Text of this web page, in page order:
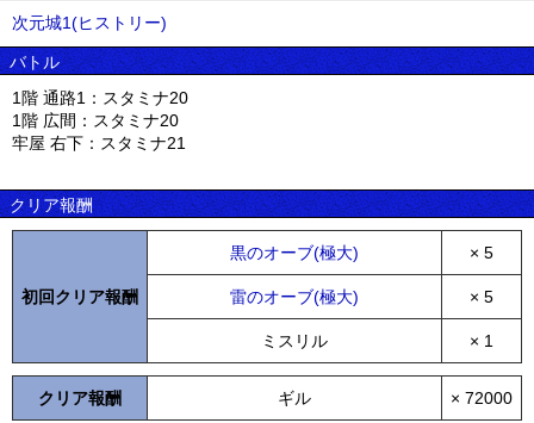
次元城1(ヒストリー)
バトル
1階 通路1：スタミナ20
1階 広間：スタミナ20
牢屋 右下：スタミナ21
クリア報酬
初回クリア報酬
黒のオーブ(極大) × 5
雷のオーブ(極大) × 5
ミスリル × 1
クリア報酬 ギル × 72000